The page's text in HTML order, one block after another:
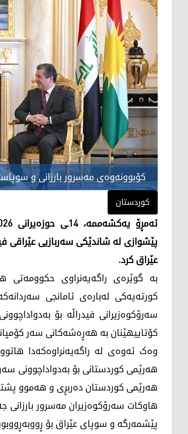
کۆبوونەوەی مەسرور بارزانی و
کوردستان
پێشوازی لە شاندێکی سەربازیی عێراقی
عێراق کرد.
بە گوێرەی راگەیەنراوی حکوومەتی
کورتەیەکی لەبارەی ئامانجی
سەرۆکوەزیرانی فیدراڵە بۆ
کۆتاییهێنان بە هەڕەشەکانی سەر
وەک ئەوەی لە راگەیەنراوەکەدا
هەرێمی کوردستانی بۆ بەدواداچوونی
هەرێمی کوردستان دەربڕی و هەموو
هاوکات سەرۆکوەزیران مەسرور بارزانی
پێشمەرگە و سوپای عێراق بۆ